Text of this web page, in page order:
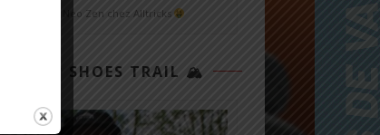
Mizuno Neo Zen chez Alltricks
TOP 3 SHOES TRAIL 🏔